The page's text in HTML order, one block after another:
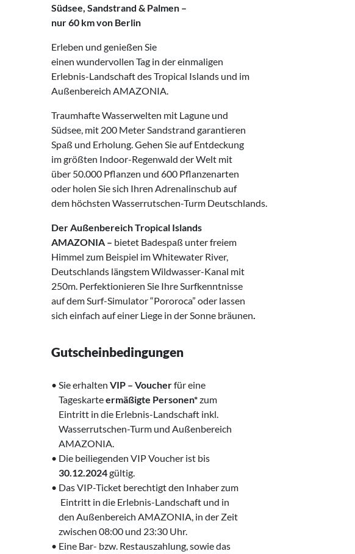
Südsee, Sandstrand & Palmen –
nur 60 km von Berlin
Erleben und genießen Sie
einen wundervollen Tag in der einmaligen
Erlebnis-Landschaft des Tropical Islands und im
Außenbereich AMAZONIA.
Traumhafte Wasserwelten mit Lagune und
Südsee, mit 200 Meter Sandstrand garantieren
Spaß und Erholung. Gehen Sie auf Entdeckung
im größten Indoor-Regenwald der Welt mit
über 50.000 Pflanzen und 600 Pflanzenarten
oder holen Sie sich Ihren Adrenalinschub auf
dem höchsten Wasserrutschen-Turm Deutschlands.
Der Außenbereich Tropical Islands
AMAZONIA – bietet Badespaß unter freiem
Himmel zum Beispiel im Whitewater River,
Deutschlands längstem Wildwasser-Kanal mit
250m. Perfektionieren Sie Ihre Surfkenntnisse
auf dem Surf-Simulator “Pororoca” oder lassen
sich einfach auf einer Liege in der Sonne bräunen.
Gutscheinbedingungen
• Sie erhalten VIP – Voucherfür eine
‌ Tageskarteermäßigte Personen*zum
‌ Eintritt in die Erlebnis-Landschaft inkl.
‌ Wasserrutschen-Turm und Außenbereich
‌ AMAZONIA.
• Die beiliegenden VIP Voucher ist bis
30.12.2024gültig.
• Das VIP-Ticket berechtigt den Inhaber zum
‍‌‌ ‌ Eintritt in die Erlebnis-Landschaft und in
‌‌ den Außenbereich AMAZONIA, in der Zeit
‌‌ zwischen 08:00 und 23:30 Uhr.
• Eine Bar- bzw. Restauszahlung, sowie das